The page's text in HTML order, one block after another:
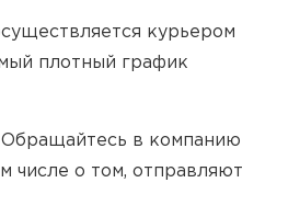
курьером
плотный график
в компанию
числе о том, отправляют